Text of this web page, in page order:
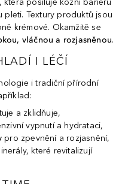
která posiluje kožní bariéru
Textury produktů jsou
krémové. Okamžitě se
vláčnou a rozjasněnou.
I LÉČÍ
i tradiční přírodní
a zklidňuje,
vypnutí a hydrataci,
pro zpevnění a rozjasnění,
které revitalizují